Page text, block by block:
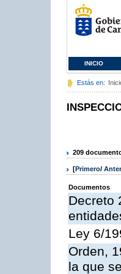
INICIO
Estás en:
209
[Primero/
Documentos
Decreto
Ley 6/
Orden,
la que